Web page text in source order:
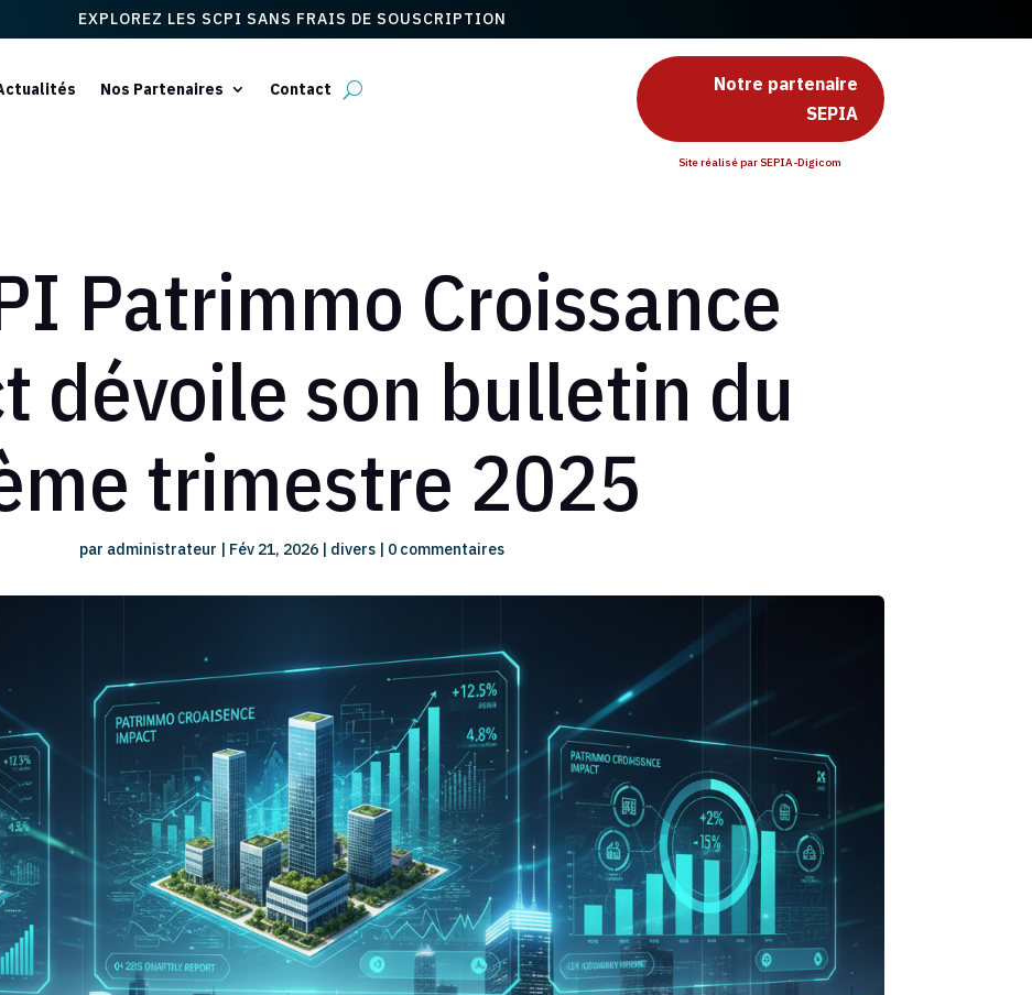
EXPLOREZ LES SCPI SANS FRAIS DE SOUSCRIPTION
Nos Partenaires Contact
Notre partenaire
SEPIA
Site réalisé par SEPIA-Digicom
Patrimmo Croissance
dévoile son bulletin du
trimestre 2025
par administrateur | Fév 21, 2026 | divers | 0 commentaires